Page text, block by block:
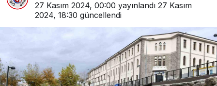
27 Kasım 2024, 00:00 yayınlandı 27 Kasım
2024, 18:30 güncellendi